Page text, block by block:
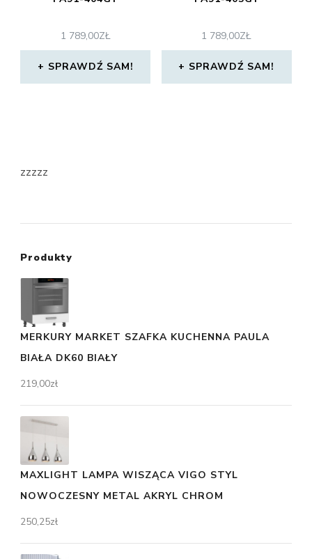
1 789,00ZŁ
SPRAWDŹ SAM!
1 789,00ZŁ
SPRAWDŹ SAM!
zzzzz
Produkty
MERKURY MARKET SZAFKA KUCHENNA PAULA
BIAŁA DK60 BIAŁY
219,00zł
MAXLIGHT LAMPA WISZĄCA VIGO STYL
NOWOCZESNY METAL AKRYL CHROM
250,25zł